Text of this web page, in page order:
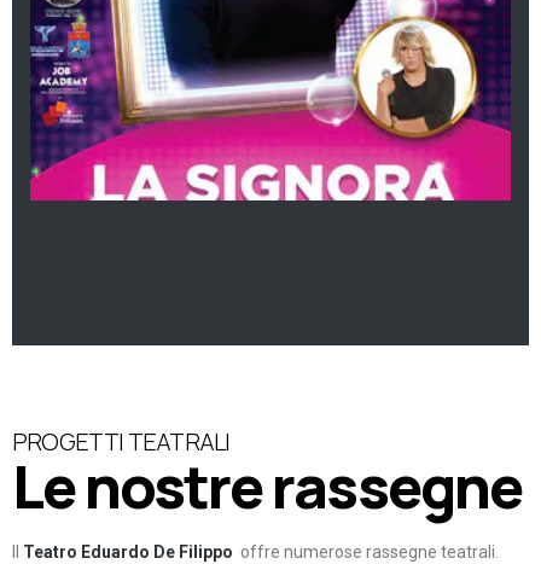
PROGETTI TEATRALI
Le nostre rassegne
Teatro Eduardo De Filippo offre numerose rassegne teatrali.